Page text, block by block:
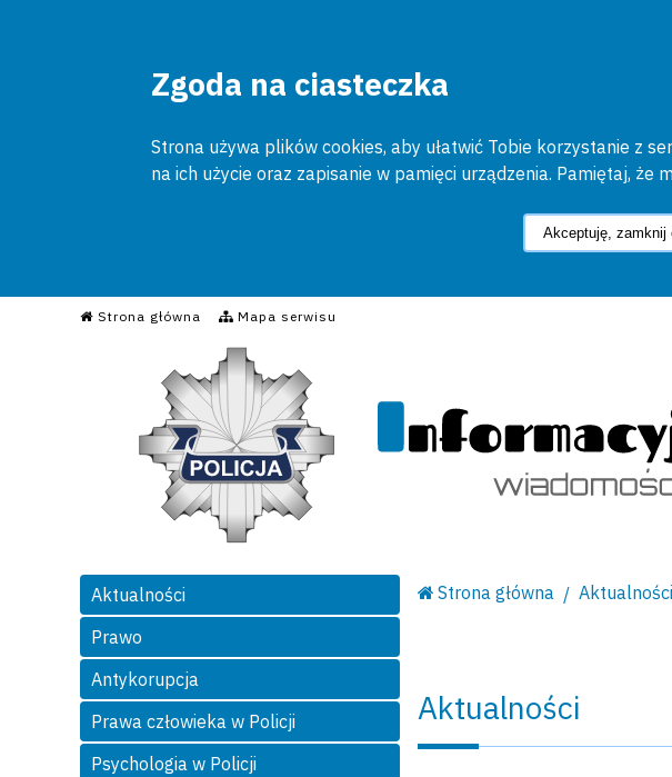
Zgoda na ciasteczka
Strona używa plików cookies, aby ułatwić Tobie korzystanie z
na ich użycie oraz zapisanie w pamięci urządzenia. Pamiętaj,
Akceptuję, zamknij
Strona główna Mapa serwisu
Informacyjny Serwis Policyjny
Aktualności
Prawo
Antykorupcja
Prawa człowieka w Policji
Psychologia w Policji
Strona główna Aktualności
Aktualności